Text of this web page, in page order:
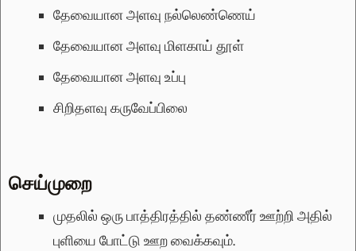
தேவையான அளவு நல்லெண்ணெய்
தேவையான அளவு மிளகாய் தூள்
தேவையான அளவு உப்பு
சிறிதளவு கருவேப்பிலை
செய்முறை
முதலில் ஒரு பாத்திரத்தில் தண்ணீர் ஊற்றி அதில்
புளியை போட்டு ஊற வைக்கவும்.